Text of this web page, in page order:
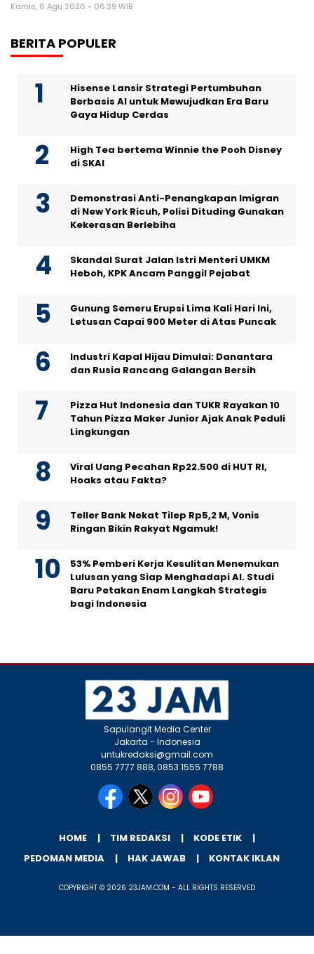
Kamis, 6 Agu 2026 - 06:39 WIB
BERITA POPULER
Hisense Lansir Strategi Pertumbuhan
Berbasis AI untuk Mewujudkan Era Baru
Gaya Hidup Cerdas
High Tea bertema Winnie the Pooh Disney
di SKAI
Demonstrasi Anti-Penangkapan Imigran
di New York Ricuh, Polisi Dituding Gunakan
Kekerasan Berlebiha
Skandal Surat Jalan Istri Menteri UMKM
Heboh, KPK Ancam Panggil Pejabat
Gunung Semeru Erupsi Lima Kali Hari Ini,
Letusan Capai 900 Meter di Atas Puncak
Industri Kapal Hijau Dimulai: Danantara
dan Rusia Rancang Galangan Bersih
Pizza Hut Indonesia dan TUKR Rayakan 10
Tahun Pizza Maker Junior Ajak Anak Peduli
Lingkungan
Viral Uang Pecahan Rp22.500 di HUT RI,
Hoaks atau Fakta?
Teller Bank Nekat Tilep Rp5,2 M, Vonis
Ringan Bikin Rakyat Ngamuk!
53% Pemberi Kerja Kesulitan Menemukan
Lulusan yang Siap Menghadapi AI. Studi
Baru Petakan Enam Langkah Strategis
bagi Indonesia
Sapulangit Media Center
Jakarta - Indonesia
untukredaksi@gmail.com
0855 7777 888, 0853 1555 7788
HOME TIM REDAKSI
KODE ETIK
PEDOMAN MEDIA
HAK JAWAB KONTAK IKLAN
COPYRIGHT © 2026 23JAM.COM - ALL RIGHTS RESERVED